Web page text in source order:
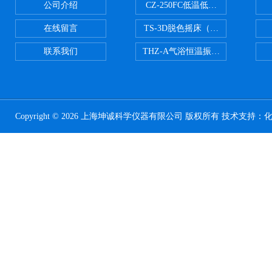
公司介绍
在线留言
联系我们
CZ-250FC低温低湿种子储藏柜
TS-3D脱色摇床（三维运动）
THZ-A气浴恒温振荡器
Copyright © 2026 上海坤诚科学仪器有限公司 版权所有 技术支持：